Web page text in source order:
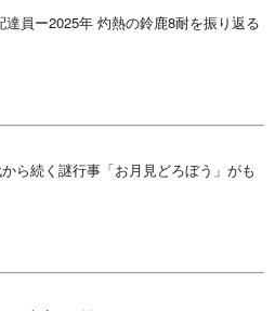
員ー2025年 灼熱の鈴鹿8耐を振り返る
ら続く謎行事「お月見どろぼう」がも